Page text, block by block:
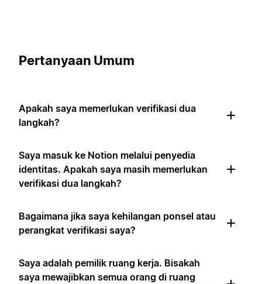
Pertanyaan Umum
Apakah saya memerlukan verifikasi dua
langkah?
Saya masuk ke Notion melalui penyedia
identitas. Apakah saya masih memerlukan
verifikasi dua langkah?
Bagaimana jika saya kehilangan ponsel atau
perangkat verifikasi saya?
Saya adalah pemilik ruang kerja. Bisakah
saya mewajibkan semua orang di ruang